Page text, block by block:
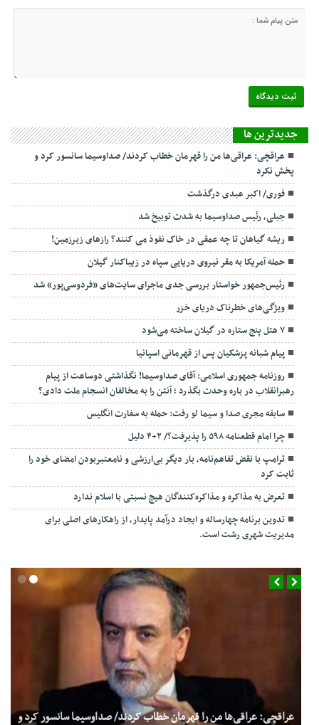
جديدترين ها
عراقچی: عراقی‌ها من را قهرمان خطاب کردند/ صداوسیما سانسور کرد و
پخش نکرد
فوری/ اکبر عبدی درگذشت
جبلی، رئیس صداوسیما به شدت توبیخ شد
ریشه گیاهان تا چه عمقی در خاک نفوذ می کنند؟ رازهای زیرزمین!
حمله آمریکا به مقر نیروی دریایی سپاه در زیباکنار گیلان
رئیس‌جمهور خواستار بررسی جدی ماجرای سایت‌های «فردوسی‌پور» شد
ویژگی‌های خطرناک دریای خزر
۷ هتل پنج ستاره در گیلان ساخته می‌شود
پیام شبانه پزشکیان پس از قهرمانی اسپانیا
روزنامه جمهوری اسلامی: آقای صداوسیما! نگذاشتی دوساعت از پیام
رهبرانقلاب در باره وحدت بگذرد ؛ آنتن را به مخالفان انسجام ملت دادی؟
سابقه مجری صدا و سیما لو رفت: حمله به سفارت انگلیس
چرا امام قطعنامه ۵۹۸ را پذیرفت؟/ ۲+۴ دلیل
ترامپ با نقض تفاهم‌نامه، بار دیگر بی‌ارزشی و نامعتبربودن امضای خود را
ثابت کرد
تعرض به مذاکره و مذاکره‌کنندگان هیچ نسبتی با اسلام ندارد
تدوین برنامه چهارساله و ایجاد درآمد پایدار، از راهکارهای اصلی برای
مدیریت شهری رشت است.
عراقچی: عراقی‌ها من را قهرمان خطاب کردند/ صداوسیما سانسور کرد و